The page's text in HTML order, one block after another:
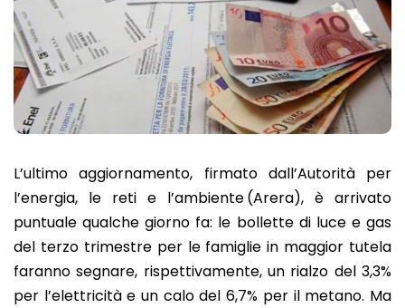
L’ultimo aggiornamento, firmato dall’Autorità per
l’energia, le reti e l’ambiente (Arera), è arrivato
puntuale qualche giorno fa: le bollette di luce e gas
del terzo trimestre per le famiglie in maggior tutela
faranno segnare, rispettivamente, un rialzo del 3,3%
per l’elettricità e un calo del 6,7% per il metano. Ma